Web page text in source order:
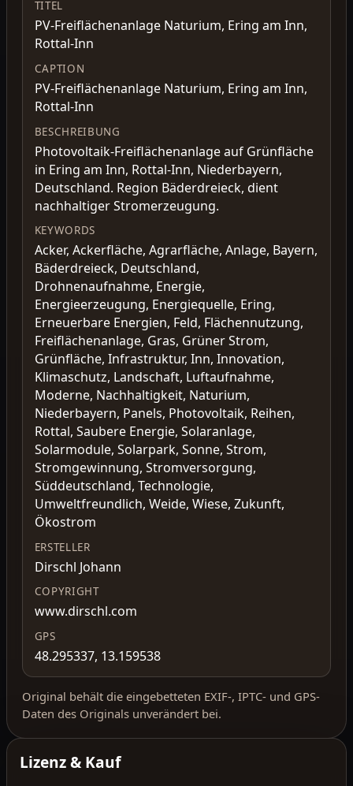
TITEL
PV-Freiflächenanlage Naturium, Ering am Inn,
Rottal-Inn
CAPTION
PV-Freiflächenanlage Naturium, Ering am Inn,
Rottal-Inn
BESCHREIBUNG
Photovoltaik-Freiflächenanlage auf Grünfläche
in Ering am Inn, Rottal-Inn, Niederbayern,
Deutschland. Region Bäderdreieck, dient
nachhaltiger Stromerzeugung.
KEYWORDS
Acker, Ackerfläche, Agrarfläche, Anlage, Bayern,
Bäderdreieck, Deutschland,
Drohnenaufnahme, Energie,
Energieerzeugung, Energiequelle, Ering,
Erneuerbare Energien, Feld, Flächennutzung,
Freiflächenanlage, Gras, Grüner Strom,
Grünfläche, Infrastruktur, Inn, Innovation,
Klimaschutz, Landschaft, Luftaufnahme,
Moderne, Nachhaltigkeit, Naturium,
Niederbayern, Panels, Photovoltaik, Reihen,
Rottal, Saubere Energie, Solaranlage,
Solarmodule, Solarpark, Sonne, Strom,
Stromgewinnung, Stromversorgung,
Süddeutschland, Technologie,
Umweltfreundlich, Weide, Wiese, Zukunft,
Ökostrom
ERSTELLER
Dirschl Johann
COPYRIGHT
www.dirschl.com
GPS
48.295337, 13.159538
Original behält die eingebetteten EXIF-, IPTC- und GPS-
Daten des Originals unverändert bei.
Lizenz & Kauf